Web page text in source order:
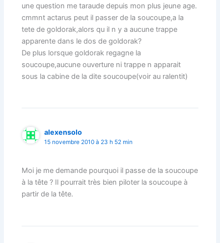
une question me taraude depuis mon plus jeune age.
cmmnt actarus peut il passer de la soucoupe,a la
tete de goldorak,alors qu il n y a aucune trappe
apparente dans le dos de goldorak?
De plus lorsque goldorak regagne la
soucoupe,aucune ouverture ni trappe n apparait
sous la cabine de la dite soucoupe(voir au ralentit)
alexensolo
15 novembre 2010 à 23 h 52 min
Moi je me demande pourquoi il passe de la soucoupe
à la tête ? Il pourrait très bien piloter la soucoupe à
partir de la tête.